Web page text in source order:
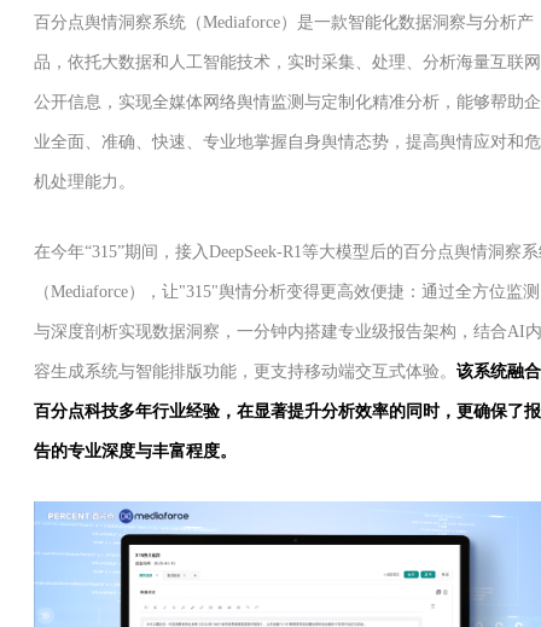
百分点舆情洞察系统（Mediaforce）是一款智能化数据洞察与分析产
品，依托大数据和人工智能技术，实时采集、处理、分析海量互联网
公开信息，实现全媒体网络舆情监测与定制化精准分析，能够帮助企
业全面、准确、快速、专业地掌握自身舆情态势，提高舆情应对和危
机处理能力。
在今年“315”期间，接入DeepSeek-R1等大模型后的百分点舆情洞察
（Mediaforce），让"315"舆情分析变得更高效便捷：通过全方位监测
与深度剖析实现数据洞察，一分钟内搭建专业级报告架构，结合AI内
容生成系统与智能排版功能，更支持移动端交互式体验。 该系统融合
百分点科技多年行业经验，在显著提升分析效率的同时，更确保了报
告的专业深度与丰富程度。